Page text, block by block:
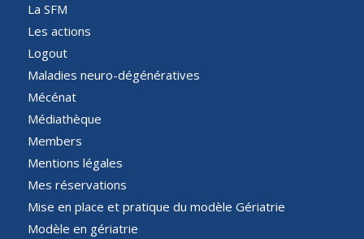
La SFM
Les actions
Logout
Maladies neuro-dégénératives
Mécénat
Médiathèque
Members
Mentions légales
Mes réservations
Mise en place et pratique du modèle Gériatrie
Modèle en gériatrie